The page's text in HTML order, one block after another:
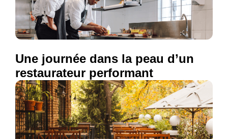
Une journée dans la peau d’un
restaurateur performant